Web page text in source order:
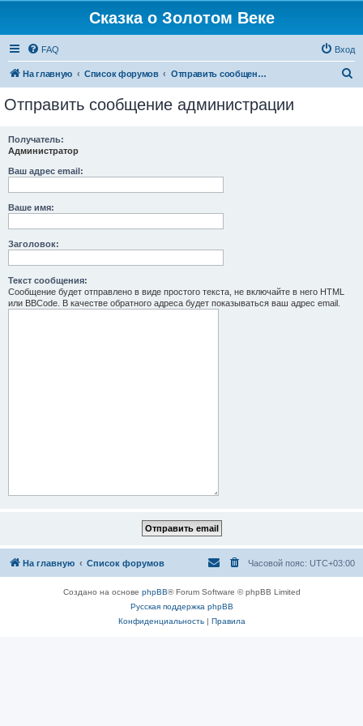
Сказка о Золотом Веке
FAQ Вход
На главную Список форумов Отправить сообщение администрации
Отправить сообщение администрации
Получатель:
Администратор
Ваш адрес email:
Ваше имя:
Заголовок:
Текст сообщения:
Сообщение будет отправлено в виде простого текста, не включайте в него HTML
или BBCode. В качестве обратного адреса будет показываться ваш адрес email.
На главную Список форумов Часовой пояс: UTC+03:00
Создано на основе phpBB® Forum Software © phpBB Limited
Русская поддержка phpBB
Конфиденциальность| Правила